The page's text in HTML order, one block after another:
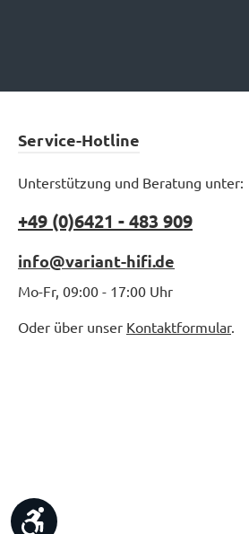
Service-Hotline
Unterstützung und Beratung unter:
+49 (0)6421 - 483 909
info@variant-hifi.de
Mo-Fr, 09:00 - 17:00 Uhr
Oder über unser Kontaktformular.
Werkzeugleiste anzeigen